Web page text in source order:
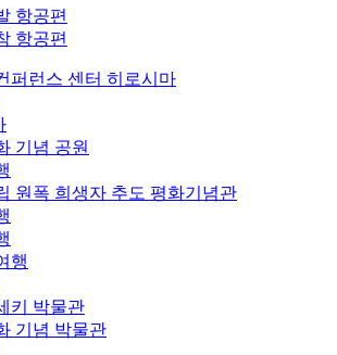
항공편
항공편
퍼런스 센터 히로시마
기념 공원
원폭 희생자 추도 평화기념관
행
키 박물관
기념 박물관